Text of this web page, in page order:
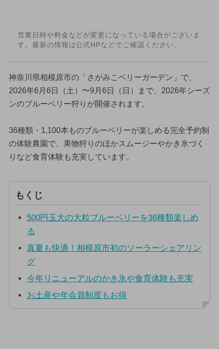
営業日時や料金などが変更になっている場合がございま
す。最新の情報は公式HPなどでご確認ください。
神奈川県相模原市の「さがみこベリーガーデン」で、
2026年6月6日（土）〜9月6日（日）まで、2026年シーズ
ンのブルーベリー狩りが開催されます。
36種類・1,100本ものブルーベリーが楽しめる完全予約制
の体験農園で、果物狩りのほかスムージーやかき氷づく
りなど食育体験も充実しています。
もくじ
500円玉大の大粒ブルーベリーを36種類楽しめ
る
真夏も快適！相模原市初のソーラーシェアリン
グ
今年リニューアルのかき氷や食育体験も充実
お土産や年会員制度もお得